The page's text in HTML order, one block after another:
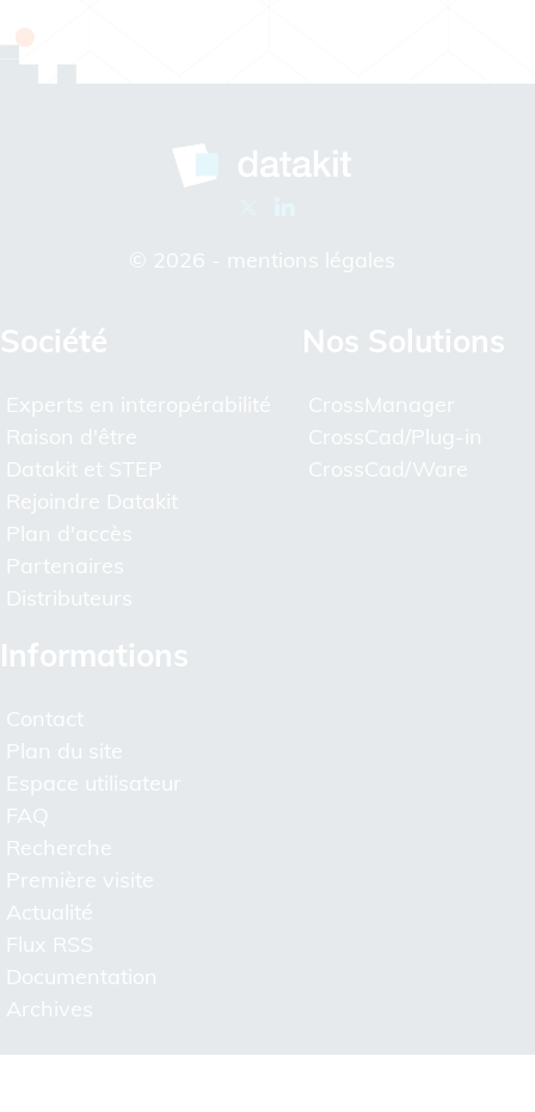
© 2026 - mentions légales
Société
Experts en interopérabilité
Raison d'être
Datakit et STEP
Rejoindre Datakit
Plan d'accès
Partenaires
Distributeurs
Nos Solutions
CrossManager
CrossCad/Plug-in
CrossCad/Ware
Informations
Contact
Plan du site
Espace utilisateur
FAQ
Recherche
Première visite
Actualité
Flux RSS
Documentation
Archives